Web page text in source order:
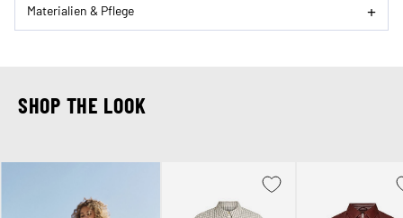
Materialien & Pflege
SHOP THE LOOK